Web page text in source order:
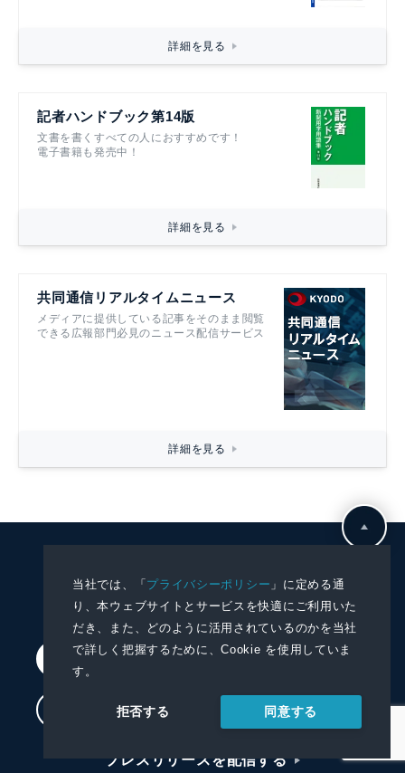
当社では、「プライバシーポリシー 」に定める通
り、本ウェブサイトとサービスを快適にご利用いた
だき、また、どのように活用されているのかを当社
で詳しく把握するために、Cookie を使用していま
す。
拒否する 同意する
詳細を見る
記者ハンドブック第14版
文書を書くすべての人におすすめです！
電子書籍も発売中！
詳細を見る
共同通信リアルタイムニュース
メディアに提供している記事をそのまま閲覧
できる広報部門必見のニュース配信サービス
詳細を見る
KYODO NEWS
PRWIRE
会員登録
プレスリリースを配信する